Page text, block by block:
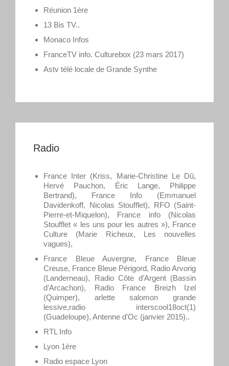
Réunion 1ère
13 Bis TV..
Monaco Infos
FranceTV info. Culturebox (23 mars 2017)
Astv télé locale de Grande Synthe
Radio
France Inter (Kriss, Marie-Christine Le Dû,
Hervé Pauchon, Éric Lange, Philippe
Bertrand), France Info (Emmanuel
Davidenkoff, Nicolas Stoufflet), RFO (Saint-
Pierre-et-Miquelon), France info (Nicolas
Stoufflet « les uns pour les autres »), France
Culture (Marie Richeux, Les nouvelles
vagues),
France Bleue Auvergne, France Bleue
Creuse, France Bleue Périgord, Radio Arvorig
(Landerneau), Radio Côte d’Argent (Bassin
d’Arcachon), Radio France Breizh Izel
(Quimper), arlette salomon grande
lessive,radio interscool18oct(1)
(Guadeloupe), Antenne d’Oc (janvier 2015)..
RTL Info
Lyon 1ère
Radio espace Lyon